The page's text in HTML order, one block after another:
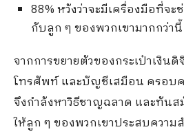
88% หวังว่าจะมีเครื่องมือที่จะ
กับลูก ๆ ของพวกเขามากกว่านี้
จากการขยายตัวของกระเป๋าเงินดิ
โทรศัพท์ และบัญชีเสมือน ครอบค
จึงกำลังหาวิธีชาญฉลาด และทันส
ให้ลูก ๆ ของพวกเขาประสบความ